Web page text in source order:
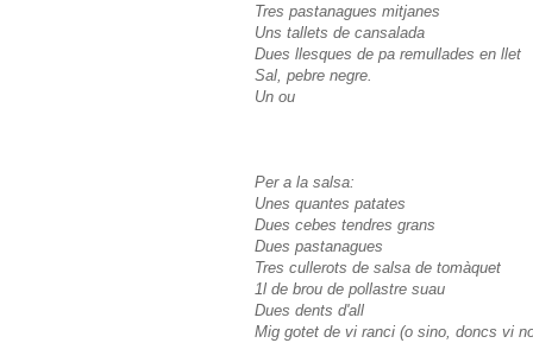
Tres pastanagues mitjanes
Uns tallets de cansalada
Dues llesques de pa remullades en llet
Sal, pebre negre.
Un ou
Per a la salsa:
Unes quantes patates
Dues cebes tendres grans
Dues pastanagues
Tres cullerots de salsa de tomàquet
1l de brou de pollastre suau
Dues dents d'all
Mig gotet de vi ranci (o sino, doncs vi